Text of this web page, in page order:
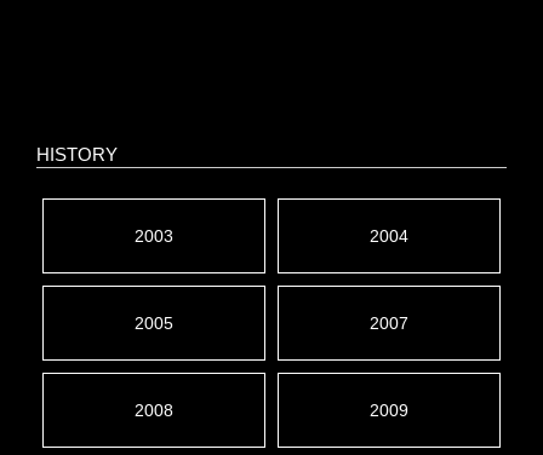
HISTORY
2003 2004
2005 2007
2008 2009